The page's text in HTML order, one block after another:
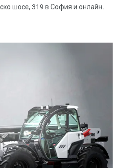
шосе, 319 в София и онлайн.